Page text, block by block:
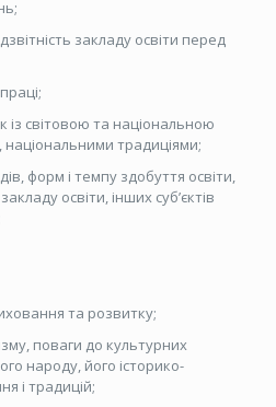
закладу освіти перед
із світовою та національною
національними традиціями;
форм і темпу здобуття освіти,
освіти, інших суб’єктів
та розвитку;
поваги до культурних
народу, його історико-
і традицій;